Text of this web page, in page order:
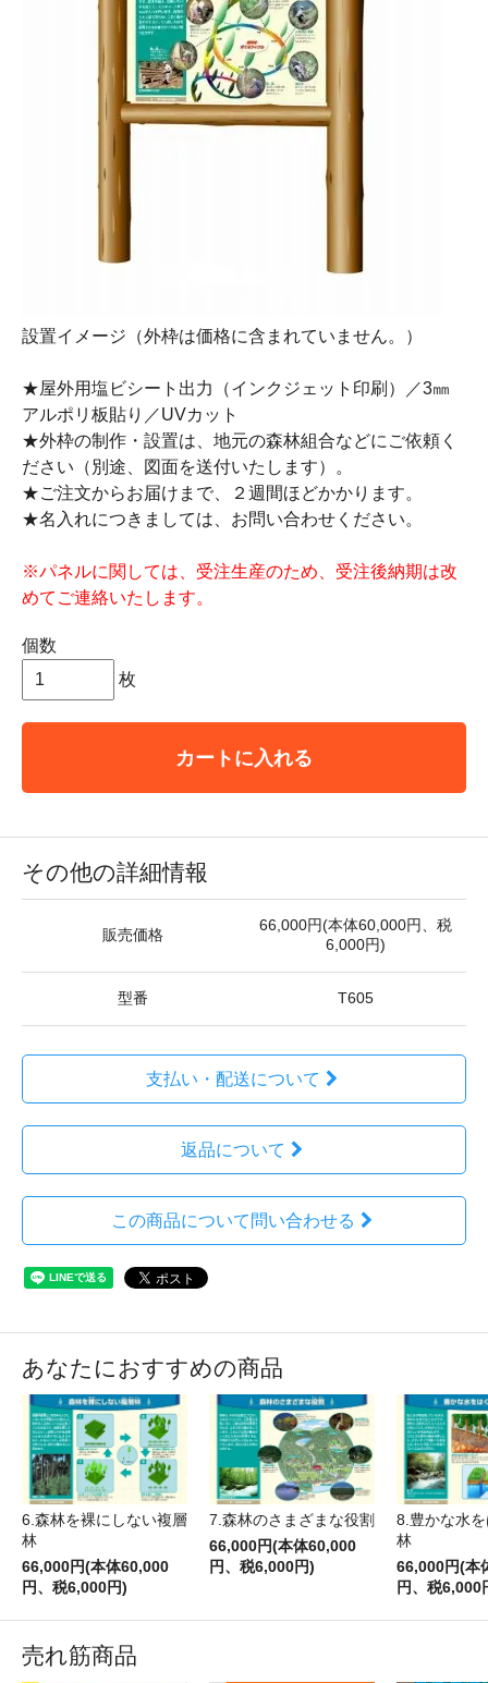
設置イメージ（外枠は価格に含まれていません。）
★屋外用塩ビシート出力（インクジェット印刷）／3㎜
アルポリ板貼り／UVカット
★外枠の制作・設置は、地元の森林組合などにご依頼く
ださい（別途、図面を送付いたします）。
★ご注文からお届けまで、２週間ほどかかります。
★名入れにつきましては、お問い合わせください。
※パネルに関しては、受注生産のため、受注後納期は改
めてご連絡いたします。
個数
枚
カートに入れる
その他の詳細情報
販売価格
66,000円(本体60,000円、税
6,000円)
型番 T605
支払い・配送について
返品について
この商品について問い合わせる
あなたにおすすめの商品
6.森林を裸にしない複層
林
66,000円(本体60,000
円、税6,000円)
7.森林のさまざまな役割
66,000円(本体60,000
円、税6,000円)
8.豊かな水
林
66,000円(本
円、税6,000
売れ筋商品